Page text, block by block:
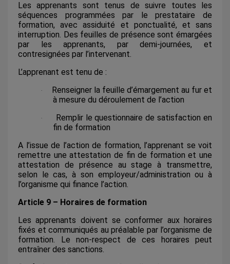
Les apprenants sont tenus de suivre toutes les
séquences programmées par le prestataire de
formation, avec assiduité et ponctualité, et sans
interruption. Des feuilles de présence sont émargées
par les apprenants, par demi-journées, et
contresignées par l’intervenant.
L’apprenant est tenu de :
·
Renseigner la feuille d’émargement au fur et
à mesure du déroulement de l’action
·
Remplir le questionnaire de satisfaction en
fin de formation
A l’issue de l’action de formation, l’apprenant se voit
remettre une attestation de fin de formation et une
attestation de présence au stage à transmettre,
selon le cas, à son employeur/administration ou à
l’organisme qui finance l’action.
Article 9 – Horaires de formation
Les apprenants doivent se conformer aux horaires
fixés et communiqués au préalable par l’organisme de
formation. Le non-respect de ces horaires peut
entraîner des sanctions.